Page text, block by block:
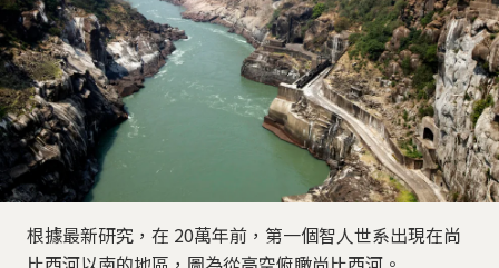
根據最新研究，在 20萬年前，第一個智人世系出現在尚